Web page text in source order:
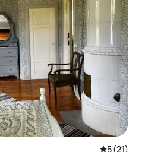
5 (21)